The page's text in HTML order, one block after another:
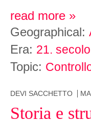
read more »
Geographical:
Era: 21.
Topic:
DEVI SACCHETTO
Storia e